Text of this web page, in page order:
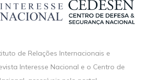
de Relações Internacionais e
Interesse Nacional e o Centro de